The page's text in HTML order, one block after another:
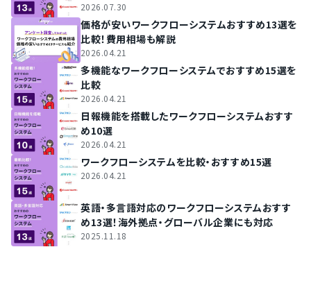
2026.07.30
価格が安いワークフローシステムおすすめ13選を
比較！費用相場も解説
2026.04.21
多機能なワークフローシステムでおすすめ15選を
比較
2026.04.21
日報機能を搭載したワークフローシステムおすす
め10選
2026.04.21
ワークフローシステムを比較・おすすめ15選
2026.04.21
英語・多言語対応のワークフローシステムおすす
め13選！海外拠点・グローバル企業にも対応
2025.11.18